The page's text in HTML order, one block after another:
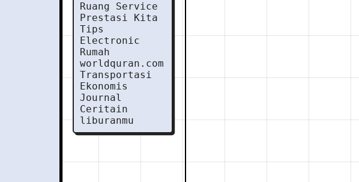
Ruang Service
Prestasi Kita
Tips
Electronic
Rumah
worldquran.com
Transportasi
Ekonomis
Journal
Ceritain
liburanmu